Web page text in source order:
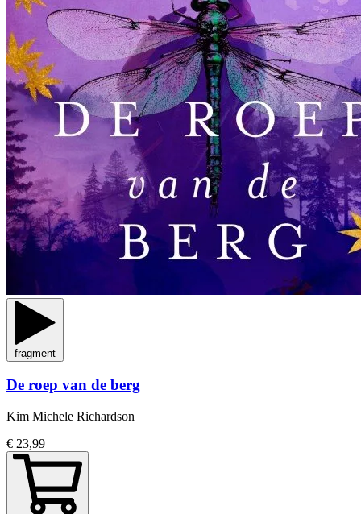
fragment
De roep van de berg
Kim Michele Richardson
€ 23,99